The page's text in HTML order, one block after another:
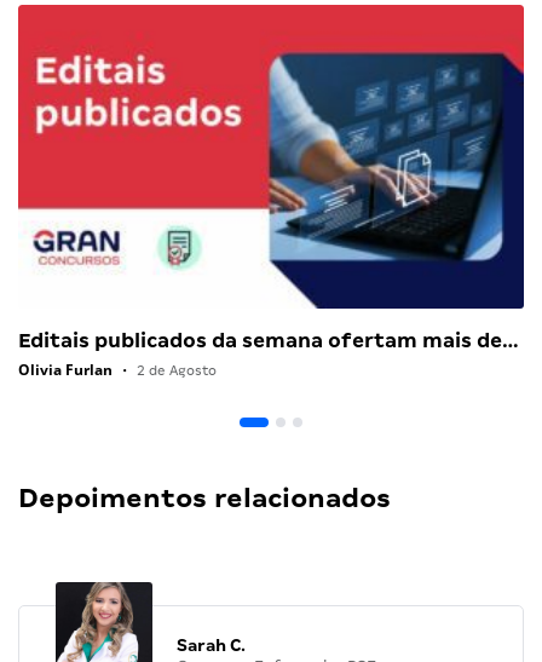
Editais publicados da semana ofertam mais de…
Olivia Furlan • 2 de Agosto
Depoimentos relacionados
Sarah C.